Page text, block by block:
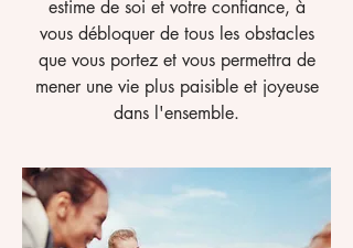
estime de soi et votre confiance, à
vous débloquer de tous les obstacles
que vous portez et vous permettra de
mener une vie plus paisible et joyeuse
dans l'ensemble.